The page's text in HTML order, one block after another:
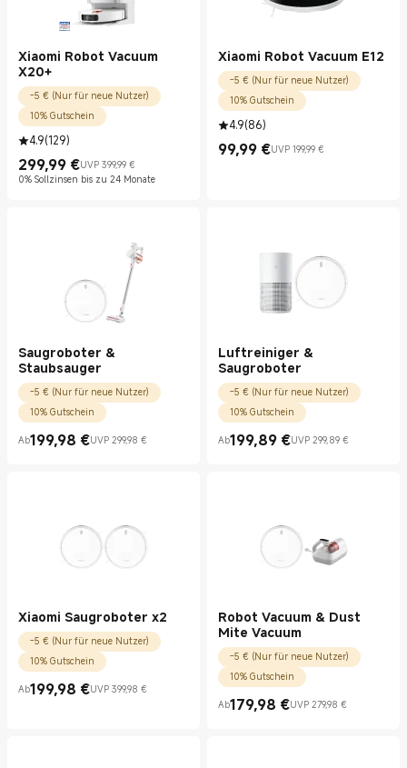
Xiaomi Robot Vacuum
X20+
-5 € (Nur für neue Nutzer)
10% Gutschein
4.9(129)
299,99 €
Current Price €299.99
UVP 399,99 €
UVP 399,99 €
0% Sollzinsen bis zu 24 Monate
Xiaomi Robot Vacuum E12
-5 € (Nur für neue Nutzer)
10% Gutschein
4.9(86)
99,99 €
Current Price €99.99
UVP 199,99 €
UVP 199,99 €
Saugroboter &
Staubsauger
-5 € (Nur für neue Nutzer)
10% Gutschein
Ab199,98 €
Current Price €199.98UVP 299,98 €
UVP 299,98 €
Luftreiniger &
Saugroboter
-5 € (Nur für neue Nutzer)
10% Gutschein
Ab199,89 €
Current Price €199.89UVP 299,89 €
UVP 299,89 €
Xiaomi Saugroboter x2
-5 € (Nur für neue Nutzer)
10% Gutschein
Ab199,98 €
Current Price €199.98UVP 399,98 €
UVP 399,98 €
Robot Vacuum & Dust
Mite Vacuum
-5 € (Nur für neue Nutzer)
10% Gutschein
Ab179,98 €
Current Price €179.98UVP 279,98 €
UVP 279,98 €